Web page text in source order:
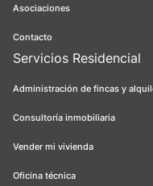
Asociaciones
Contacto
Servicios Residencial
Administración de fincas y
Consultoría inmobiliaria
Vender mi vivienda
Oficina técnica